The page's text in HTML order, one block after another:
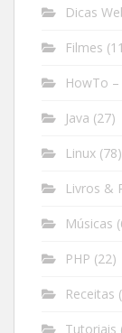
Dicas
Filmes
HowTo
Java (27)
Linux (78)
Livros &
Músicas
PHP (22)
Receitas
Tutoriais